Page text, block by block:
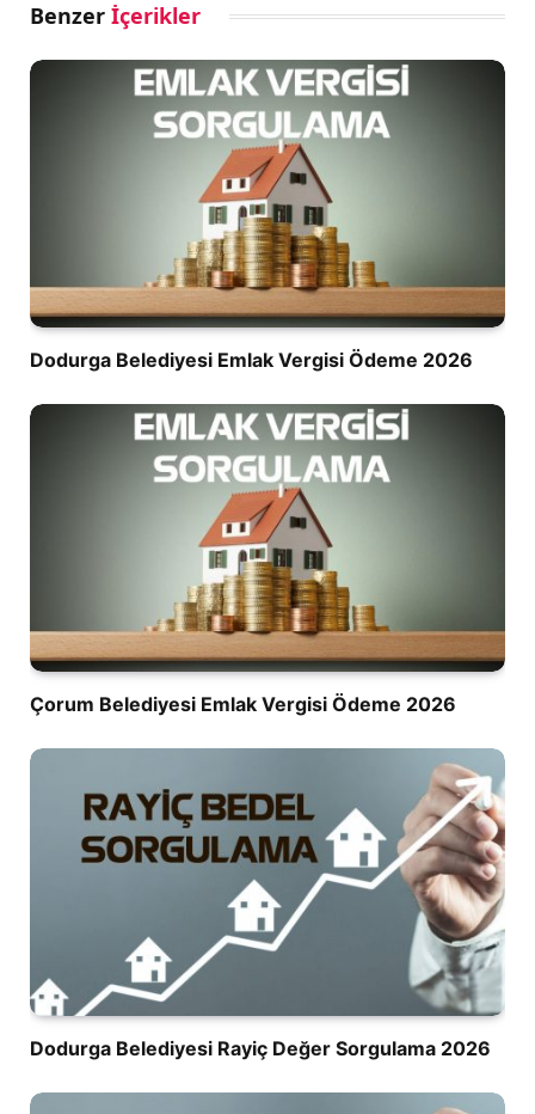
Benzer İçerikler
Dodurga Belediyesi Emlak Vergisi Ödeme 2026
Çorum Belediyesi Emlak Vergisi Ödeme 2026
Dodurga Belediyesi Rayiç Değer Sorgulama 2026